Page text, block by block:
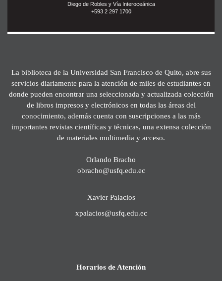
Diego de Robles y Vía Interoceánica
+593 2 297 1700
La biblioteca de la Universidad San Francisco de Quito, abre sus
servicios diariamente para la atención de miles de estudiantes en
donde pueden encontrar una seleccionada y actualizada colección
de libros impresos y electrónicos en todas las áreas del
conocimiento, además cuenta con suscripciones a las más
importantes revistas científicas y técnicas, una extensa colección
de materiales multimedia y acceso.
Orlando Bracho
obracho@usfq.edu.ec
Xavier Palacios
xpalacios@usfq.edu.ec
Horarios de Atención